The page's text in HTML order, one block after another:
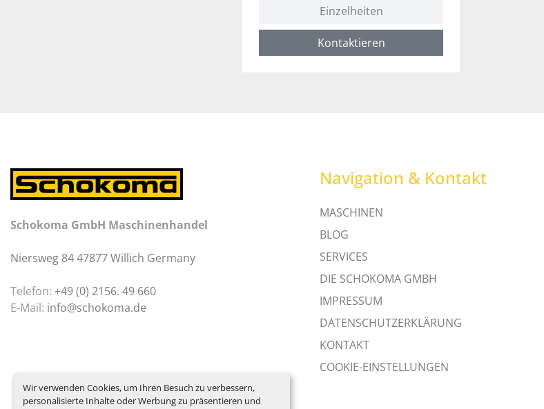
Wir verwenden Cookies, um Ihren Besuch zu verbessern,
personalisierte Inhalte oder Werbung zu präsentieren und
Einzelheiten
Kontaktieren
Schokoma GmbH Maschinenhandel
Niersweg 84 47877 Willich Germany
Telefon: +49 (0) 2156. 49 660
E-Mail: info@schokoma.de
Navigation & Kontakt
MASCHINEN
BLOG
SERVICES
DIE SCHOKOMA GMBH
IMPRESSUM
DATENSCHUTZERKLÄRUNG
KONTAKT
COOKIE-EINSTELLUNGEN